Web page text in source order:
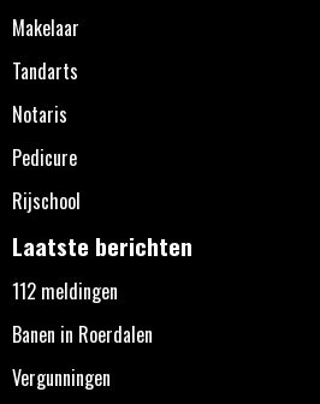
Makelaar
Tandarts
Notaris
Pedicure
Rijschool
Laatste berichten
112 meldingen
Banen in Roerdalen
Vergunningen